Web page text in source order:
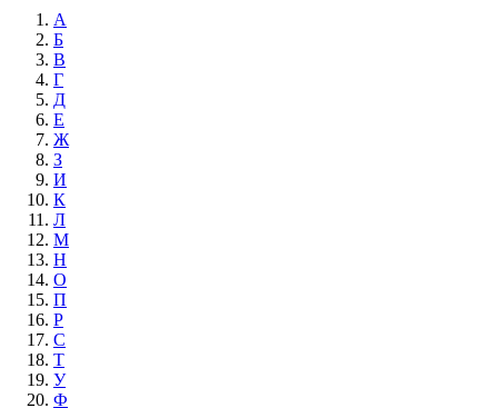
А
Б
В
Г
Д
Е
Ж
З
И
К
Л
М
Н
О
П
Р
С
Т
У
Ф